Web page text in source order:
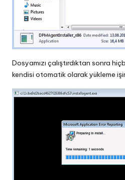
Dosyamızı çalıştırdıktan sonra
kendisi otomatik olarak yükleme